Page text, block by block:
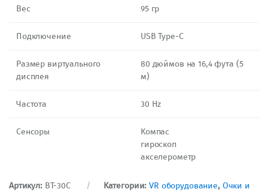
Вес 95 гр
Подключение USB Type-C
Размер виртуального
дисплея
80 дюймов на 16,4 фута (5
м)
Частота 30 Hz
Сенсоры
Компас
гироскоп
акселерометр
Артикул: BT-30C Категории:VR оборудование, Очки и